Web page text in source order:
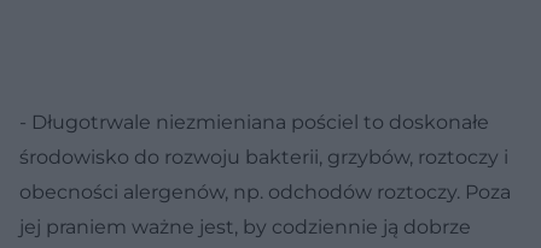
- Długotrwale niezmieniana pościel to doskonałe
środowisko do rozwoju bakterii, grzybów, roztoczy i
obecności alergenów, np. odchodów roztoczy. Poza
jej praniem ważne jest, by codziennie ją dobrze